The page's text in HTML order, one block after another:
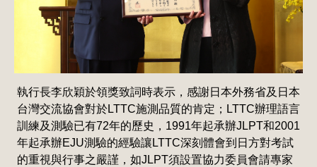
執行長李欣穎於領獎致詞時表示，感謝日本外務省及日本
台灣交流協會對於LTTC施測品質的肯定；LTTC辦理語言
訓練及測驗已有72年的歷史，1991年起承辦JLPT和2001
年起承辦EJU測驗的經驗讓LTTC深刻體會到日方對考試
的重視與行事之嚴謹，如JLPT須設置協力委員會請專家